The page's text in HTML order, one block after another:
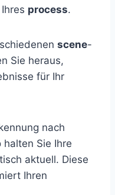
process.
scene-
Sie heraus,
für Ihr
nach
halten Sie Ihre
aktuell. Diese
Ihren